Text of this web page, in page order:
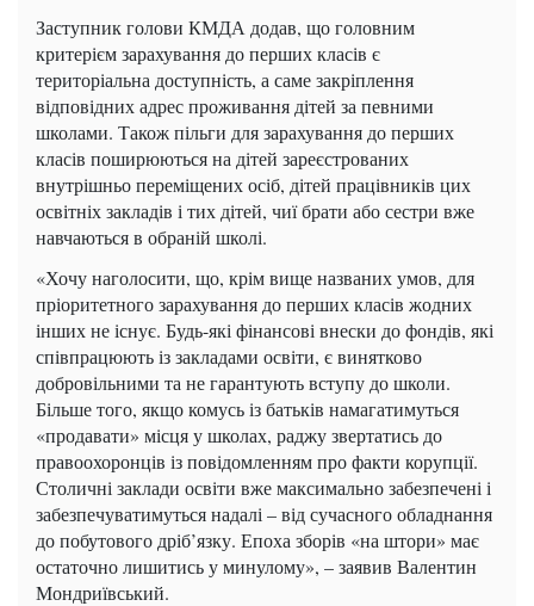
Заступник голови КМДА додав, що головним
критерієм зарахування до перших класів є
територіальна доступність, а саме закріплення
відповідних адрес проживання дітей за певними
школами. Також пільги для зарахування до перших
класів поширюються на дітей зареєстрованих
внутрішньо переміщених осіб, дітей працівників цих
освітніх закладів і тих дітей, чиї брати або сестри вже
навчаються в обраній школі.
«Хочу наголосити, що, крім вище названих умов, для
пріоритетного зарахування до перших класів жодних
інших не існує. Будь-які фінансові внески до фондів, які
співпрацюють із закладами освіти, є винятково
добровільними та не гарантують вступу до школи.
Більше того, якщо комусь із батьків намагатимуться
«продавати» місця у школах, раджу звертатись до
правоохоронців із повідомленням про факти корупції.
Столичні заклади освіти вже максимально забезпечені і
забезпечуватимуться надалі – від сучасного обладнання
до побутового дріб’язку. Епоха зборів «на штори» має
остаточно лишитись у минулому», – заявив Валентин
Мондриївський.